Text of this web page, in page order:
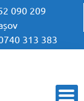
090 209
313 383